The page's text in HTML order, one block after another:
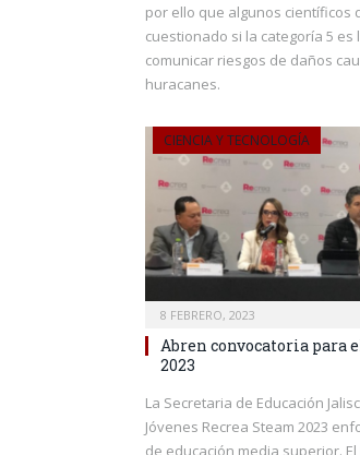
por ello que algunos científicos
cuestionado si la categoría 5 es
comunicar riesgos de daños
huracanes.
CIENCIA Y TECNOLOGÍA
8 FEBRERO, 2023
Abren convocatoria para
2023
La Secretaria de Educación
Jóvenes Recrea Steam 2023
de educación media superior. El